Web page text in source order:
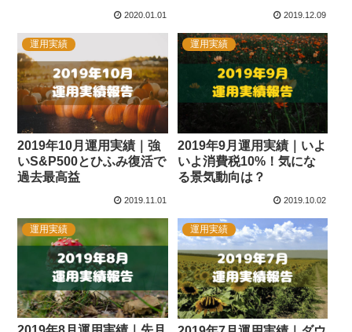
2020.01.01 2019.12.09
運用実績
2019年10月運用実績｜強
いS&P500とひふみ復活で
過去最高益
2019.11.01
運用実績
2019年9月運用実績｜いよ
いよ消費税10%！気にな
る景気動向は？
2019.10.02
運用実績 運用実績